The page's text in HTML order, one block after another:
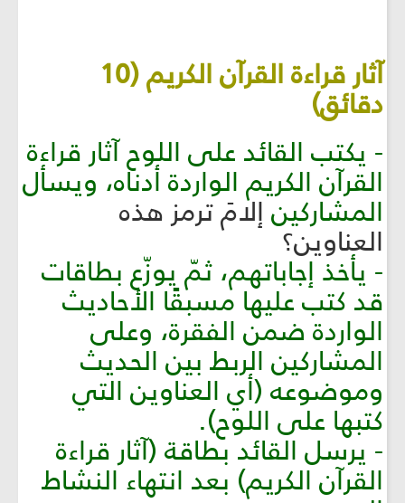
آثار قراءة القرآن الكريم (10
دقائق)
- يكتب القائد على اللوح آثار قراءة
القرآن الكريم الواردة أدناه، ويسأل
المشاركين إلامَ ترمز هذه
العناوين؟
- يأخذ إجاباتهم، ثمّ يوزّع بطاقات
قد كتب عليها مسبقًا الأحاديث
الواردة ضمن الفقرة، وعلى
المشاركين الربط بين الحديث
وموضوعه (أي العناوين التي
كتبها على اللوح).
- يرسل القائد بطاقة (آثار قراءة
القرآن الكريم) بعد انتهاء النشاط